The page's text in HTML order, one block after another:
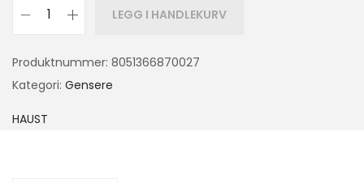
LEGG I HANDLEKURV
Produktnummer: 8051366870027
Kategori: Gensere
HAUST